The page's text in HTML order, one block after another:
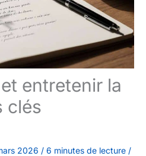
entretenir la
clés
2026 / 6 minutes de lecture /